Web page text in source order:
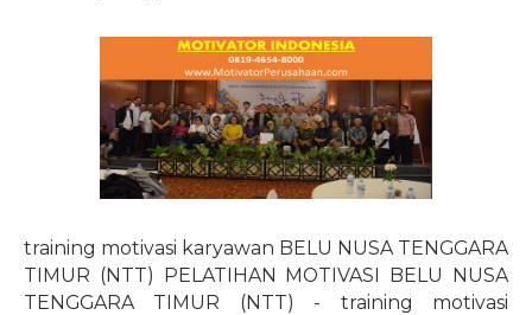
training motivasi karyawan BELU NUSA TENGGARA
TIMUR (NTT) PELATIHAN MOTIVASI BELU NUSA
TENGGARA TIMUR (NTT) - training motivasi